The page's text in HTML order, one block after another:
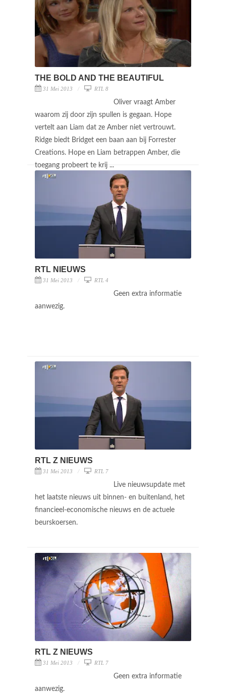
THE BOLD AND THE BEAUTIFUL
31 Mei 2013 RTL 8
Oliver vraagt Amber
waarom zij door zijn spullen is gegaan. Hope
vertelt aan Liam dat ze Amber niet vertrouwt.
Ridge biedt Bridget een baan aan bij Forrester
Creations. Hope en Liam betrappen Amber, die
toegang probeert te krij ...
RTL NIEUWS
31 Mei 2013 RTL 4
Geen extra informatie
aanwezig.
RTL Z NIEUWS
31 Mei 2013 RTL 7
Live nieuwsupdate met
het laatste nieuws uit binnen- en buitenland, het
financieel-economische nieuws en de actuele
beurskoersen.
RTL Z NIEUWS
31 Mei 2013 RTL 7
Geen extra informatie
aanwezig.